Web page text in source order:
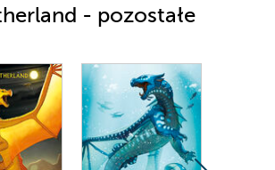
- pozostałe